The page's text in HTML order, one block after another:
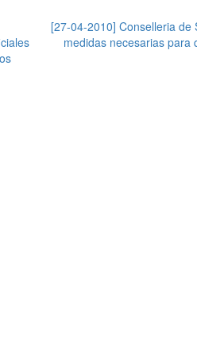
[27-04-2010] Conselleria
medidas necesarias para